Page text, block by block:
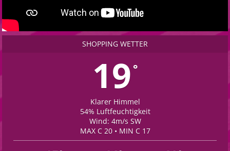
SHOPPING WETTER
19°
Klarer Himmel
54% Luftfeuchtigkeit
Wind: 4m/s SW
MAX C 20 • MIN C 17